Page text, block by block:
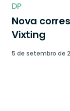
DP
Nova
Vixting
5 de setembro de